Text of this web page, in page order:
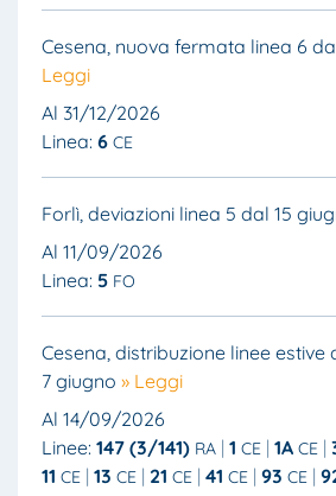
Cesena, nuova fermata linea 6
Leggi
Al 31/12/2026
Linea: 6 CE
Forlì, deviazioni linea 5 dal 15
Al 11/09/2026
Linea: 5 FO
Cesena, distribuzione linee
7 giugno » Leggi
Al 14/09/2026
Linee: 147 (3/141) RA 1 CE 1A CE
11 CE 13 CE 21 CE 41 CE 93 CE